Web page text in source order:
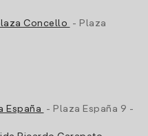
Concello
- Plaza
España
- Plaza España 9 -